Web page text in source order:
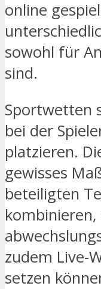
online
sowohl für
sind.
Sportwetten
bei der
platzieren.
gewisses
beteiligten
zudem Live-
setzen